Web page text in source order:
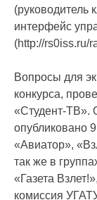
(руководитель
интерфейс
(http://rs0iss.ru/
Вопросы для
конкурса,
«Студент-ТВ».
опубликовано
«Авиатор»,
так же в
«Газета
комиссия